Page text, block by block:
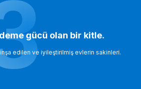
gücü olan bir kitle.
edilen ve iyileştirilmiş evlerin sakinleri.